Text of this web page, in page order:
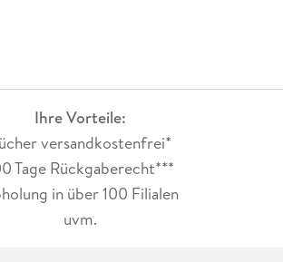
Ihre Vorteile:
versandkostenfrei*
Tage Rückgaberecht***
in über 100 Filialen
uvm.